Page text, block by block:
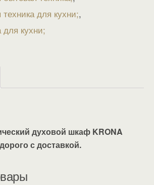
для кухни ,
для кухни
духовой шкаф KRONA
с доставкой.